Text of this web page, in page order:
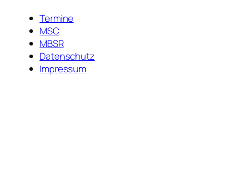
Termine
MSC
MBSR
Datenschutz
Impressum